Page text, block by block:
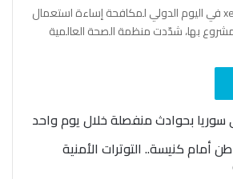
آفرين علو ـ xeber24.net في اليوم الدولي لمكافحة إساءة استعمال
بها، شدّدت منظمة الصحة العالمية
كنيسة.. التوترات الأمنية